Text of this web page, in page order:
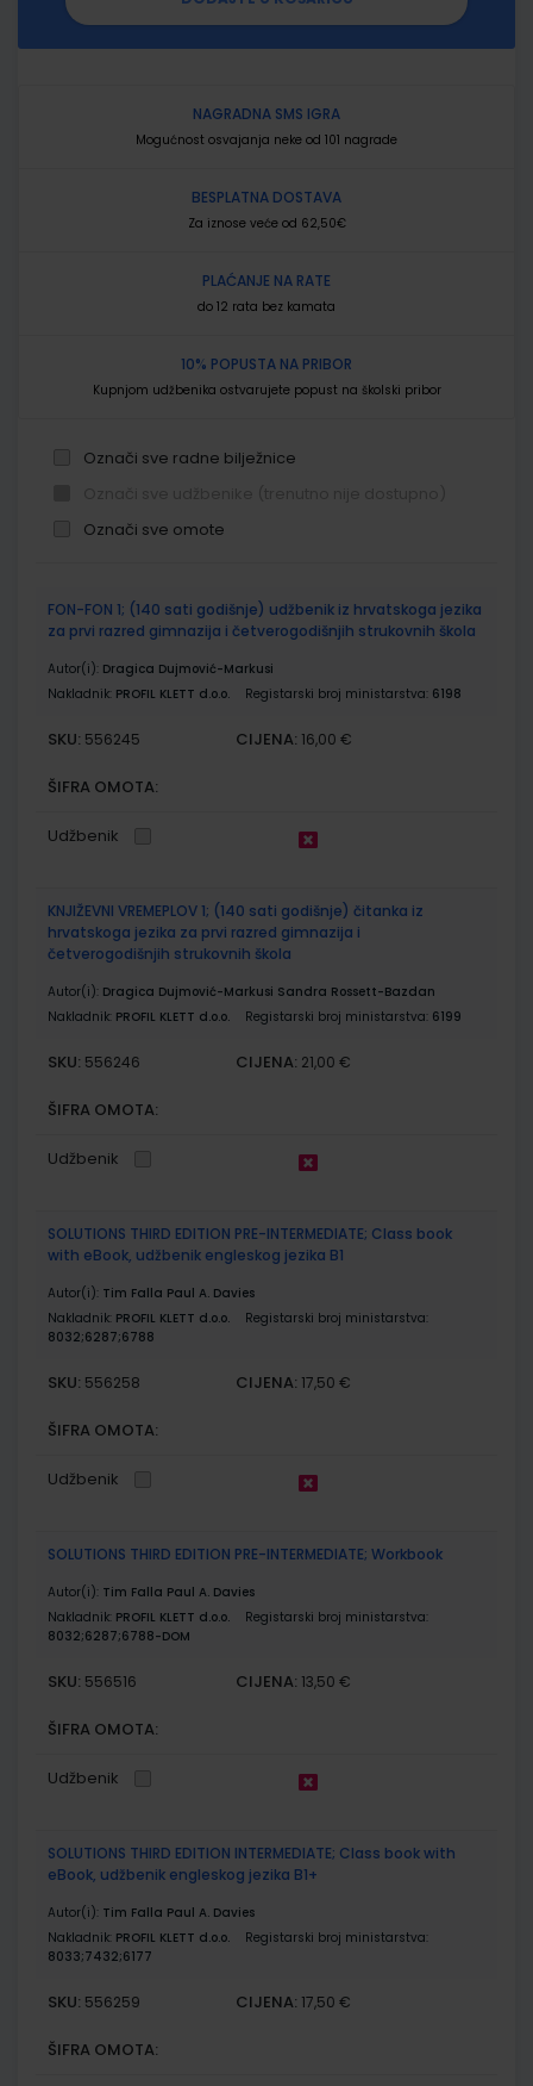
NAGRADNA SMS IGRA
Mogućnost osvajanja neke od 101 nagrade
BESPLATNA DOSTAVA
Za iznose veće od 62,50€
PLAĆANJE NA RATE
do 12 rata bez kamata
10% POPUSTA NA PRIBOR
Kupnjom udžbenika ostvarujete popust na školski pribor
Označi sve radne bilježnice
Označi sve omote
proizvodi
FON-FON 1; (140 sati godišnje) udžbenik iz hrvatskoga jezika
za prvi razred gimnazija i četverogodišnjih strukovnih škola
Autor(i): Dragica Dujmović-Markusi
Nakladnik: PROFIL KLETT d.o.o. Registarski broj ministarstva: 6198
SKU: 556245 CIJENA: 16,00 €
ŠIFRA OMOTA:
Udžbenik
KNJIŽEVNI VREMEPLOV 1; (140 sati godišnje) čitanka iz
hrvatskoga jezika za prvi razred gimnazija i
četverogodišnjih strukovnih škola
Autor(i): Dragica Dujmović-Markusi Sandra Rossett-Bazdan
Nakladnik: PROFIL KLETT d.o.o. Registarski broj ministarstva: 6199
SKU: 556246 CIJENA: 21,00 €
ŠIFRA OMOTA:
Udžbenik
SOLUTIONS THIRD EDITION PRE-INTERMEDIATE; Class book
with eBook, udžbenik engleskog jezika B1
Autor(i): Tim Falla Paul A. Davies
Nakladnik: PROFIL KLETT d.o.o.
Registarski broj ministarstva:
8032;6287;6788
SKU: 556258 CIJENA: 17,50 €
ŠIFRA OMOTA:
Udžbenik
SOLUTIONS THIRD EDITION PRE-INTERMEDIATE; Workbook
Autor(i): Tim Falla Paul A. Davies
Nakladnik: PROFIL KLETT d.o.o.
Registarski broj ministarstva:
8032;6287;6788-DOM
SKU: 556516 CIJENA: 13,50 €
ŠIFRA OMOTA:
Udžbenik
SOLUTIONS THIRD EDITION INTERMEDIATE; Class book with
eBook, udžbenik engleskog jezika B1+
Autor(i): Tim Falla Paul A. Davies
Nakladnik: PROFIL KLETT d.o.o.
Registarski broj ministarstva:
8033;7432;6177
SKU: 556259 CIJENA: 17,50 €
ŠIFRA OMOTA: